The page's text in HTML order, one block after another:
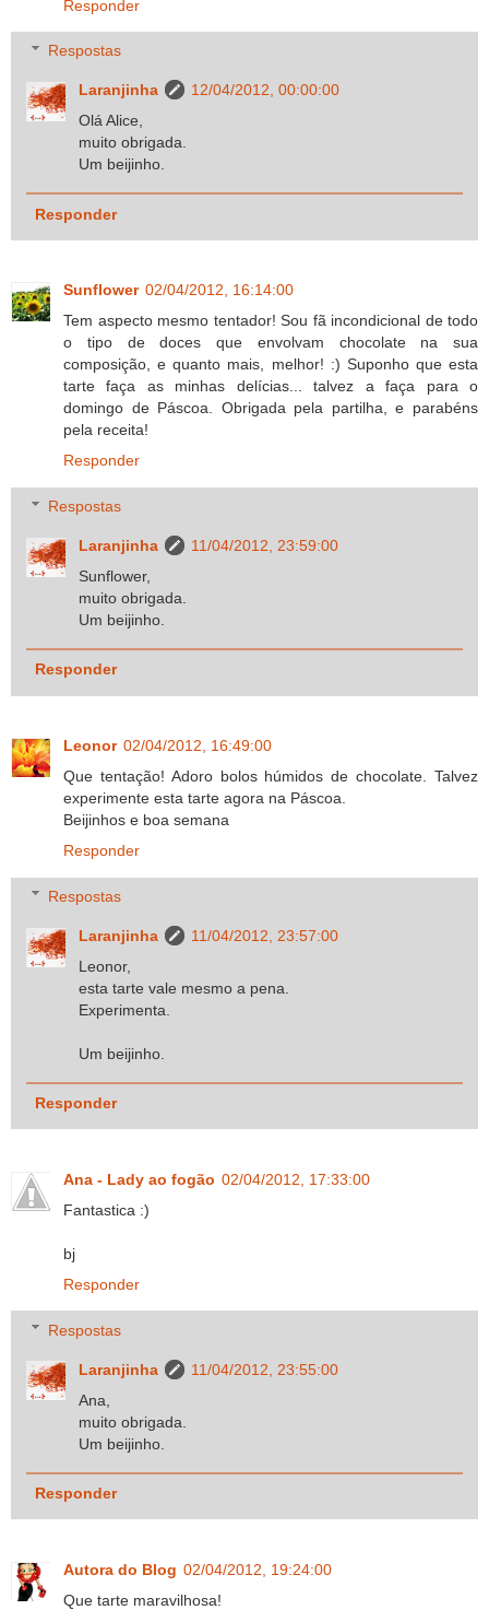
Responder
Respostas
Laranjinha
12/04/2012, 00:00:00
Olá Alice,
muito obrigada.
Um beijinho.
Responder
Sunflower 02/04/2012, 16:14:00
Tem aspecto mesmo tentador! Sou fã incondicional de todo
o tipo de doces que envolvam chocolate na sua
composição, e quanto mais, melhor! :) Suponho que esta
tarte faça as minhas delícias... talvez a faça para o
domingo de Páscoa. Obrigada pela partilha, e parabéns
pela receita!
Responder
Respostas
Laranjinha
11/04/2012, 23:59:00
Sunflower,
muito obrigada.
Um beijinho.
Responder
Leonor 02/04/2012, 16:49:00
Que tentação! Adoro bolos húmidos de chocolate. Talvez
experimente esta tarte agora na Páscoa.
Beijinhos e boa semana
Responder
Respostas
Laranjinha
11/04/2012, 23:57:00
Leonor,
esta tarte vale mesmo a pena.
Experimenta.
Um beijinho.
Responder
Ana - Lady ao fogão 02/04/2012, 17:33:00
Fantastica :)
bj
Responder
Respostas
Laranjinha
11/04/2012, 23:55:00
Ana,
muito obrigada.
Um beijinho.
Responder
Autora do Blog 02/04/2012, 19:24:00
Que tarte maravilhosa!